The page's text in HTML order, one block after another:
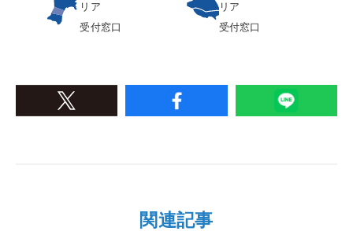
リア
受付窓口
リア
受付窓口
関連記事